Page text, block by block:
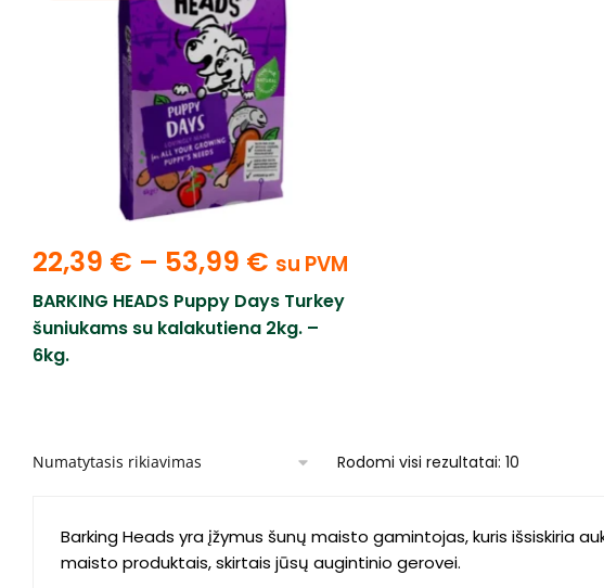
22,39 € – 53,99 € su PVM
BARKING HEADS Puppy Days Turkey
šuniukams su kalakutiena 2kg. –
6kg.
Rodomi visi rezultatai: 10
Barking Heads yra įžymus šunų maisto gamintojas, kuris išsiskiria
maisto produktais, skirtais jūsų augintinio gerovei.